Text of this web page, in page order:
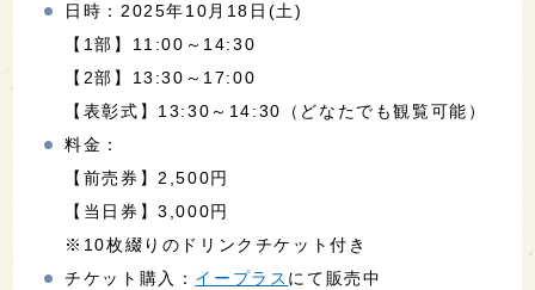
日時：2025年10月18日(土)
【1部】11:00～14:30
【2部】13:30～17:00
【表彰式】13:30～14:30（どなたでも観覧可能）
料金：
【前売券】2,500円
【当日券】3,000円
※10枚綴りのドリンクチケット付き
チケット購入： イープラス にて販売中